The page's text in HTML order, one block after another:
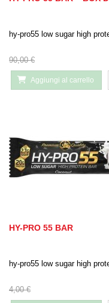
hy-pro55 low sugar high
90,00 €
Aggiungi al carrello
HY-PRO 55 BAR
hy-pro55 low sugar high
4,00 €